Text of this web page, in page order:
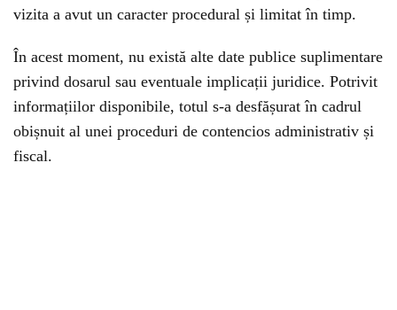
vizita a avut un caracter procedural și limitat în timp.
În acest moment, nu există alte date publice suplimentare
privind dosarul sau eventuale implicații juridice. Potrivit
informațiilor disponibile, totul s-a desfășurat în cadrul
obișnuit al unei proceduri de contencios administrativ și
fiscal.